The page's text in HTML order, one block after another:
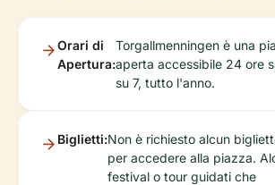
Orari di
Apertura:
Torgallmenningen è una
aperta accessibile 24 ore
su 7, tutto l'anno.
Biglietti:Non è richiesto alcun
per accedere alla piazza.
festival o tour guidati che